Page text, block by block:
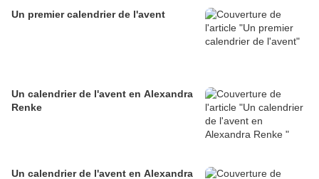
Un premier calendrier de l'avent
Un calendrier de l'avent en Alexandra
Renke
Un calendrier de l'avent en Alexandra